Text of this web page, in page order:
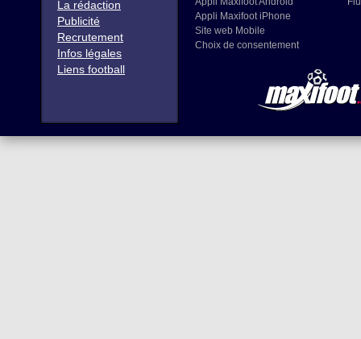
La rédaction
Publicité
Recrutement
Infos légales
Liens football
Appli Maxifoot iPhone
Site web Mobile
Choix de consentement